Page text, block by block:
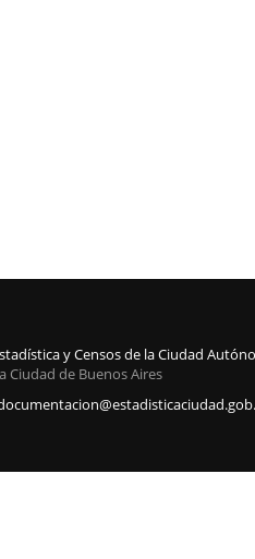
y Censos de la Ciudad
Ciudad de Buenos Aires